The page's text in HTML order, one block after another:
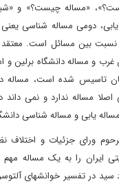
«مساله چیست؟» و
دومی مساله شناسی
بین مسائل است. معتقد
و مساله دانشگاه برلین و
تاسیس شده است، مساله
اصلا مساله ندارد و نمی
یابی و مساله شناسی
ورای جزئیات و اختلاف
ایران را به یک مساله مهم
در تفسیر خوانشهای